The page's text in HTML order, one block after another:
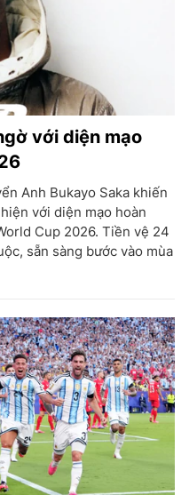
với diện mạo
Anh Bukayo Saka khiến
với diện mạo hoàn
Cup 2026. Tiền vệ 24
sẵn sàng bước vào mùa